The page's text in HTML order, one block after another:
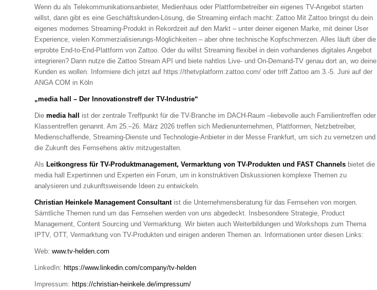
Wenn du als Telekommunikationsanbieter, Medienhaus oder Plattformbetreiber ein eigenes TV-Angebot starten
willst, dann gibt es eine Geschäftskunden-Lösung, die Streaming einfach macht: Zattoo Mit Zattoo bringst du dein
eigenes modernes Streaming-Produkt in Rekordzeit auf den Markt – unter deiner eigenen Marke, mit deiner User
Experience, vielen Kommerzialisierungs-Möglichkeiten – aber ohne technische Kopfschmerzen. Alles läuft über die
erprobte End-to-End-Plattform von Zattoo. Oder du willst Streaming flexibel in dein vorhandenes digitales Angebot
integrieren? Dann nutze die Zattoo Stream API und biete nahtlos Live- und On-Demand-TV genau dort an, wo deine
Kunden es wollen. Informiere dich jetzt auf https://thetvplatform.zattoo.com/ oder triff Zattoo am 3.-5. Juni auf der
ANGA COM in Köln
„media hall – Der Innovationstreff der TV-Industrie“
Die media hall
ist der zentrale Treffpunkt für die TV-Branche im DACH-Raum –liebevolle auch Familientreffen oder
Klassentreffen genannt. Am 25.–26. März 2026 treffen sich Medienunternehmen, Plattformen, Netzbetreiber,
Medienschaffende, Streaming-Dienste und Technologie-Anbieter in der Messe Frankfurt, um sich zu vernetzen und
die Zukunft des Fernsehens aktiv mitzugestalten.
Als Leitkongress für TV-Produktmanagement, Vermarktung von TV-Produkten und FAST Channels bietet die
media hall Expertinnen und Experten ein Forum, um in konstruktiven Diskussionen komplexe Themen zu
analysieren und zukunftsweisende Ideen zu entwickeln.
Christian Heinkele Management Consultant ist die Unternehmensberatung für das Fernsehen von morgen.
Sämtliche Themen rund um das Fernsehen werden von uns abgedeckt. Insbesondere Strategie, Product
Management, Content Sourcing und Vermarktung. Wir bieten auch Weiterbildungen und Workshops zum Thema
IPTV, OTT, Vermarktung von TV-Produkten und einigen anderen Themen an. Informationen unter diesen Links:
Web: www.tv-helden.com
LinkedIn: https://www.linkedin.com/company/tv-helden
Impressum: https://christian-heinkele.de/impressum/